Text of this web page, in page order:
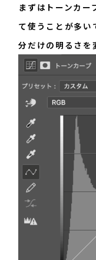
まずはトーンカー
て使うことが多い
分だけの明るさを